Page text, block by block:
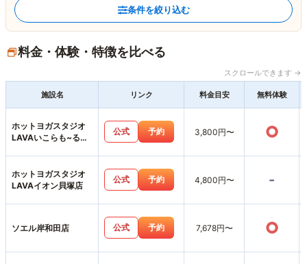
条件を絞り込む
料金・体験・特徴を比べる
スクロールできます →
施設名 リンク 料金目安 無料体験
ホットヨガスタジオ
LAVAいこらも~る泉
公式 予約 3,800円〜 ○
ホットヨガスタジオ
LAVAイオン貝塚店
公式 予約 4,800円〜 -
ソエル岸和田店 公式 予約 7,678円〜 ○